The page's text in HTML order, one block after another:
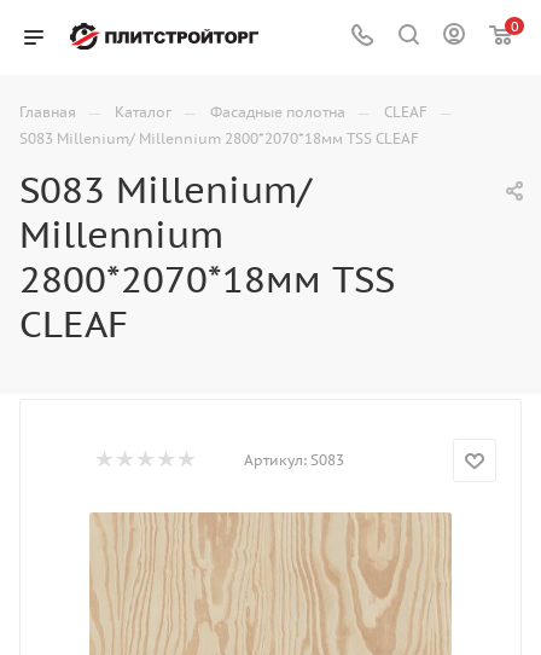
0
Главная — Каталог — Фасадные полотна — CLEAF —
S083 Millenium/ Millennium 2800*2070*18мм TSS CLEAF
S083 Millenium/
Millennium
2800*2070*18мм TSS
CLEAF
Артикул: S083